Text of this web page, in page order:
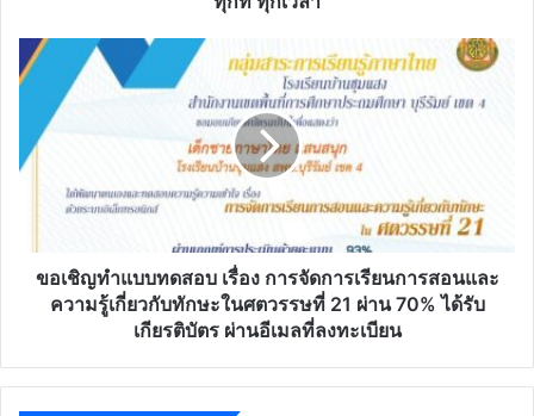
Normal
Education)
ได้
ทุก
ขอ
เชิญ
แบบ
ทดสอบ
เรื่อง
เรียน
การ
รู้
ขอเชิญทำแบบทดสอบ เรื่อง การจัดการเรียนการสอนและ
ความรู้เกี่ยวกับทักษะในศตวรรษที่ 21 ผ่าน 70% ได้รับ
เกียรติบัตร ผ่านอีเมลที่ลงทะเบียน